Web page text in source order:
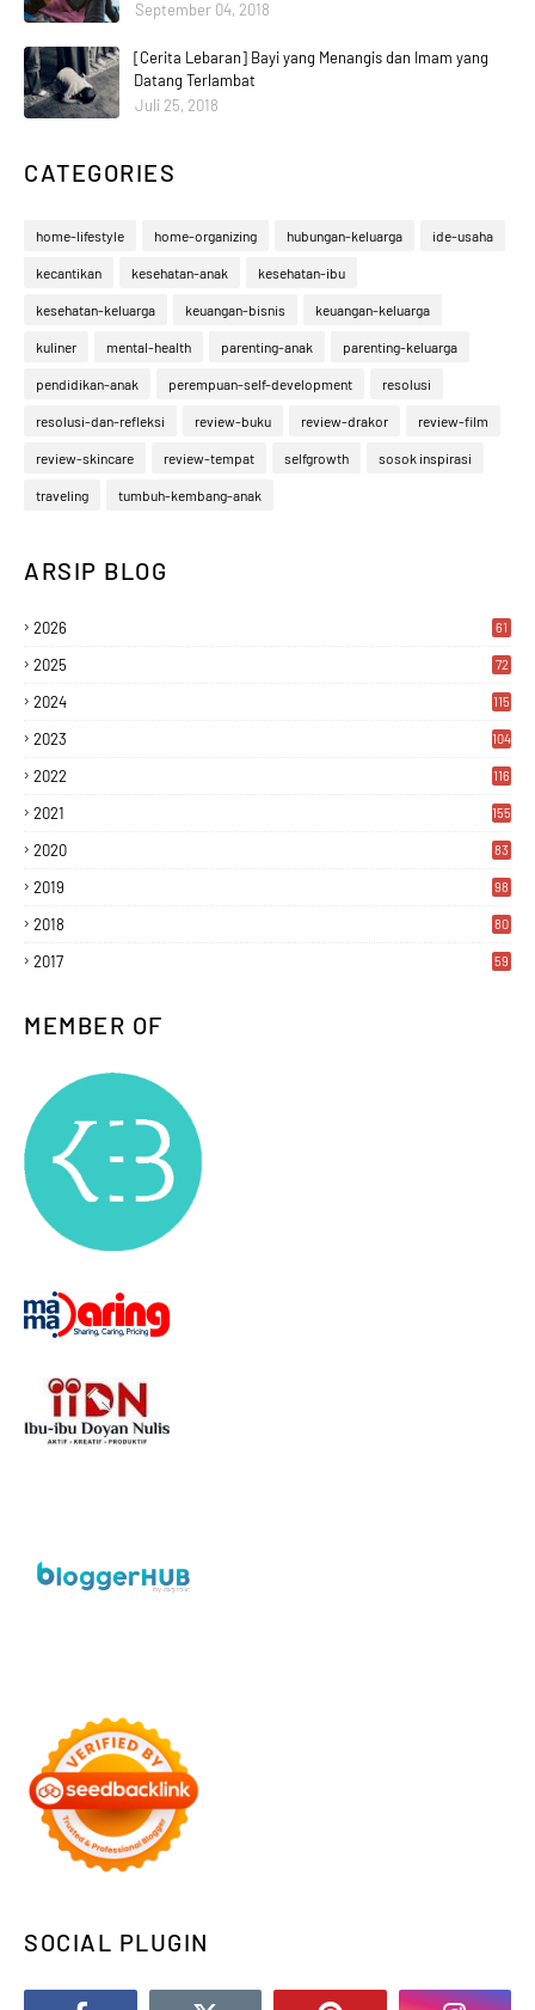
September 04, 2018
[Cerita Lebaran] Bayi yang Menangis dan Imam yang
Datang Terlambat
Juli 25, 2018
CATEGORIES
home-lifestyle home-organizing hubungan-keluarga ide-usaha
kecantikan kesehatan-anak kesehatan-ibu
kesehatan-keluarga keuangan-bisnis keuangan-keluarga
kuliner mental-health parenting-anak parenting-keluarga
pendidikan-anak perempuan-self-development resolusi
resolusi-dan-refleksi review-buku review-drakor review-film
review-skincare review-tempat selfgrowth sosok inspirasi
traveling tumbuh-kembang-anak
ARSIP BLOG
2026 61
2025 72
2024 115
2023 104
2022 116
2021 155
2020 83
2019 98
2018 80
2017 59
MEMBER OF
SOCIAL PLUGIN